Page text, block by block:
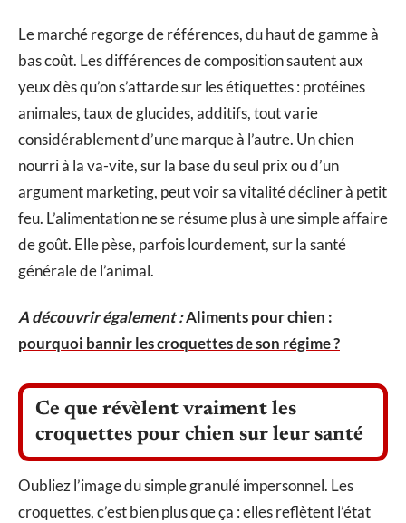
Le marché regorge de références, du haut de gamme à
bas coût. Les différences de composition sautent aux
yeux dès qu’on s’attarde sur les étiquettes : protéines
animales, taux de glucides, additifs, tout varie
considérablement d’une marque à l’autre. Un chien
nourri à la va-vite, sur la base du seul prix ou d’un
argument marketing, peut voir sa vitalité décliner à petit
feu. L’alimentation ne se résume plus à une simple affaire
de goût. Elle pèse, parfois lourdement, sur la santé
générale de l’animal.
A découvrir également :Aliments pour chien :
pourquoi bannir les croquettes de son régime ?
Ce que révèlent vraiment les
croquettes pour chien sur leur santé
Oubliez l’image du simple granulé impersonnel. Les
croquettes, c’est bien plus que ça : elles reflètent l’état